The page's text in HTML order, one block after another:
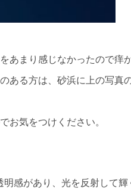
あまり感じなかったので痒
ある方は、砂浜に上の写
お気をつけください。
感があり、光を反射して